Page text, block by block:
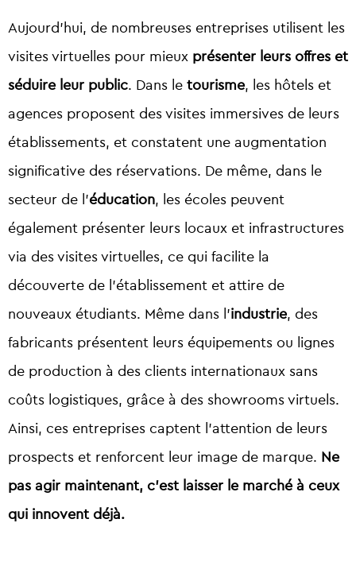
Aujourd’hui, de nombreuses entreprises utilisent les
visites virtuelles pour mieux présenter leurs offres et
séduire leur public. Dans le tourisme, les hôtels et
agences proposent des visites immersives de leurs
établissements, et constatent une augmentation
significative des réservations. De même, dans le
secteur de l’éducation, les écoles peuvent
également présenter leurs locaux et infrastructures
via des visites virtuelles, ce qui facilite la
découverte de l’établissement et attire de
nouveaux étudiants. Même dans l’industrie, des
fabricants présentent leurs équipements ou lignes
de production à des clients internationaux sans
coûts logistiques, grâce à des showrooms virtuels.
Ainsi, ces entreprises captent l’attention de leurs
prospects et renforcent leur image de marque. Ne
pas agir maintenant, c’est laisser le marché à ceux
qui innovent déjà.